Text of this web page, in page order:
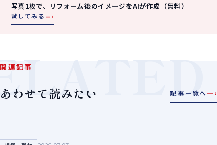
写真1枚で、リフォーム後のイメージをAIが作成（無料）
試してみる —›
関連記事
あわせて読みたい 記事一覧へ—›